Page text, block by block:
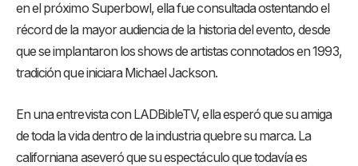
en el próximo Superbowl, ella fue consultada ostentando el
récord de la mayor audiencia de la historia del evento, desde
que se implantaron los shows de artistas connotados en 1993,
tradición que iniciara Michael Jackson.
En una entrevista con LADBibleTV, ella esperó que su amiga
de toda la vida dentro de la industria quebre su marca. La
californiana aseveró que su espectáculo que todavía es